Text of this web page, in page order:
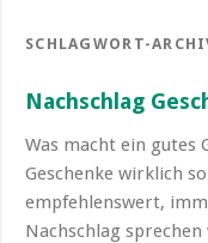
SCHLAGWORT-
Nachschlag
Was macht ein gutes
Geschenke wirklich
empfehlenswert,
Nachschlag